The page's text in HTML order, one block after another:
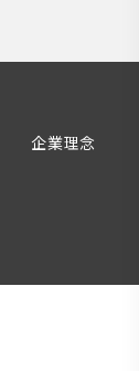
企業理念